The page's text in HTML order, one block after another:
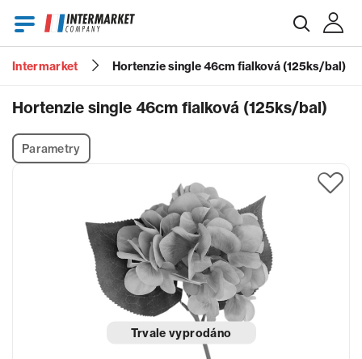
Heslo
Zapomenuté heslo?
Intermarket Hortenzie single 46cm fialková (125ks/bal)
Hortenzie single 46cm fialková (125ks/bal)
Parametry
Trvale vyprodáno